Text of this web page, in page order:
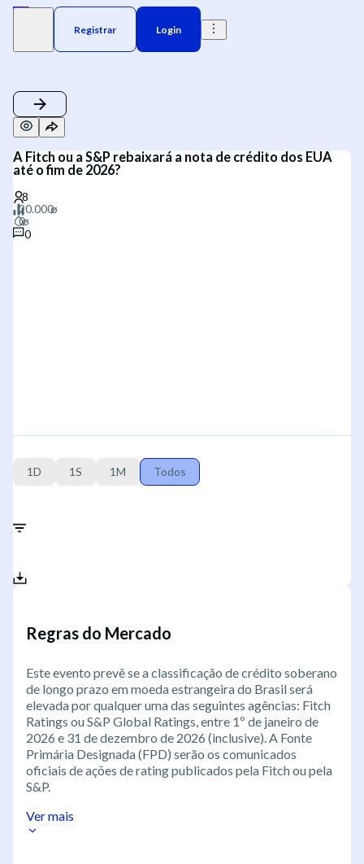
Registrar Login
A Fitch ou a S&P rebaixará a nota de crédito dos EUA
até o fim de 2026?
0
1D 1S 1M Todos
Regras do Mercado
Este evento prevê se a classificação de crédito soberano
de longo prazo em moeda estrangeira do Brasil será
elevada por qualquer uma das seguintes agências: Fitch
Ratings ou S&P Global Ratings, entre 1º de janeiro de
2026 e 31 de dezembro de 2026 (inclusive). A Fonte
Primária Designada (FPD) serão os comunicados
oficiais de ações de rating publicados pela Fitch ou pela
S&P.
Ver mais